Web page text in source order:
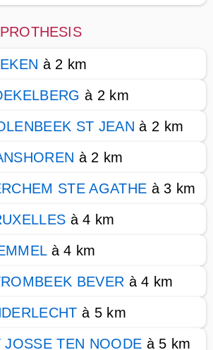
à 2 km
à 2 km
ST JEAN à 2 km
à 2 km
STE AGATHE à 3 km
à 4 km
à 4 km
BEVER à 4 km
à 5 km
TEN NOODE à 5 km